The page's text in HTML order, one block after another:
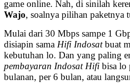
game online. Nah, di sinilah
Wajo, soalnya pilihan paketnya
Mulai dari 30 Mbps sampe 1
disiapin sama Hifi Indosatbuat
kebutuhan lo. Dan yang paling
pembayaran Indosat Hifi bisa lo
bulanan, per 6 bulan, atau